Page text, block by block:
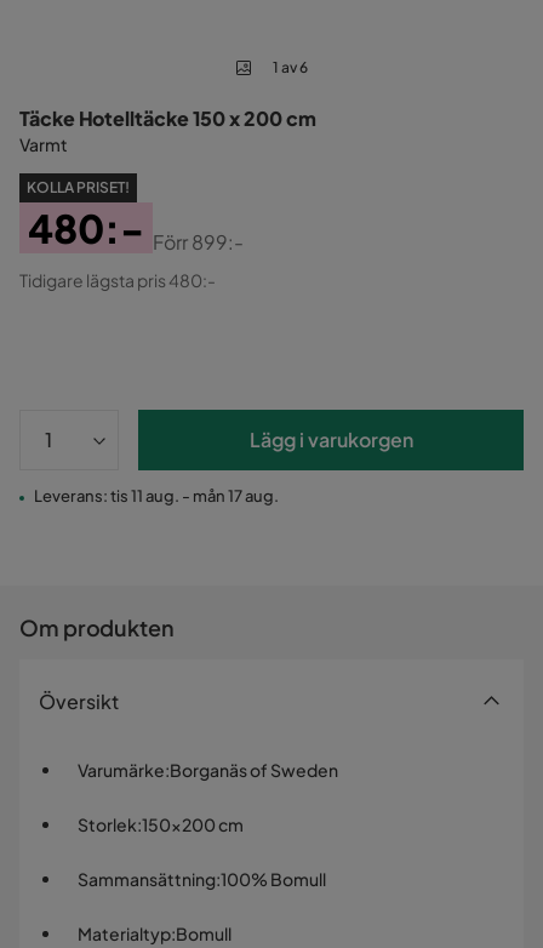
1 av 6
Täcke Hotelltäcke 150 x 200 cm
Varmt
KOLLA PRISET!
Pris
480:-
Original
Förr899:-
Tidigare lägsta pris 480:-
Lägg i varukorgen
Leverans: tis 11 aug. - mån 17 aug.
Om produkten
Översikt
Varumärke:Borganäs of Sweden
Storlek:150x200 cm
Sammansättning:100% Bomull
Materialtyp:Bomull